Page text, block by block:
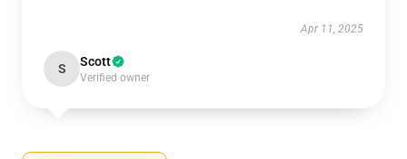
Apr 11, 2025
S Scott
Verified owner